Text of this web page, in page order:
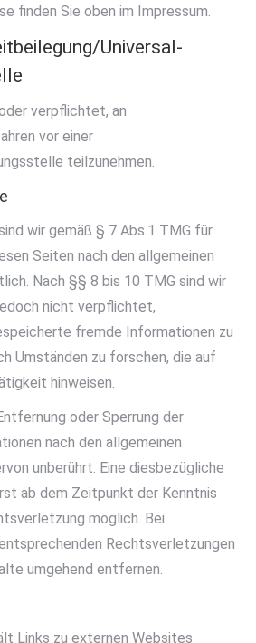
finden Sie oben im Impressum.
Universal­
verpflichtet, an
vor einer
teilzunehmen.
wir gemäß § 7 Abs.1 TMG für
Seiten nach den allgemeinen
Nach §§ 8 bis 10 TMG sind wir
nicht verpflichtet,
fremde Informationen zu
Umständen zu forschen, die auf
hinweisen.
oder Sperrung der
nach den allgemeinen
unberührt. Eine diesbezügliche
ab dem Zeitpunkt der Kenntnis
möglich. Bei
Rechtsverletzungen
umgehend entfernen.
Links zu externen Websites